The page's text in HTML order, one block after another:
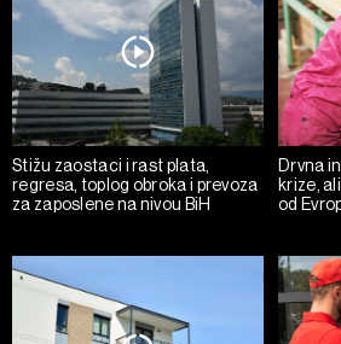
Stižu zaostaci i rast plata,
regresa, toplog obroka i prevoza
za zaposlene na nivou BiH
Drvna
krize,
od